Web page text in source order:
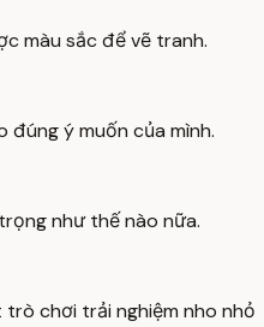
màu sắc để vẽ tranh.
đúng ý muốn của mình.
như thế nào nữa.
chơi trải nghiệm nho nhỏ